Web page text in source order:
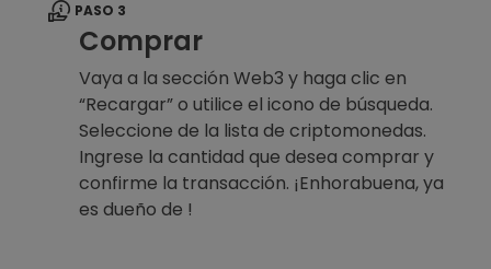
PASO 3
Comprar
Vaya a la sección Web3 y haga clic en
“Recargar” o utilice el icono de búsqueda.
Seleccione de la lista de criptomonedas.
Ingrese la cantidad que desea comprar y
confirme la transacción. ¡Enhorabuena, ya
es dueño de !